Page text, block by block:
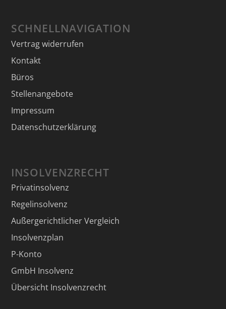
SCHNELLNAVIGATION
Vertrag widerrufen
Kontakt
Büros
Stellenangebote
Impressum
Datenschutzerklärung
INSOLVENZRECHT
Privatinsolvenz
Regelinsolvenz
Außergerichtlicher Vergleich
Insolvenzplan
P-Konto
GmbH Insolvenz
Übersicht Insolvenzrecht